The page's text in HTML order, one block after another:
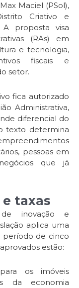
Maciel (PSol),
Criativo e
A proposta visa
(RAs) em
e tecnologia,
fiscais e
setor.
fica autorizado
Administrativa,
diferencial do
texto determina
pessoas em
que já
e taxas
inovação e
aplica uma
período de cinco
estão:
os imóveis
da economia